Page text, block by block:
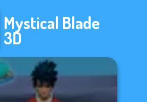
Mystical Blade
3D